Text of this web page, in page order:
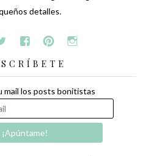
detalles.
mail los posts bonitistas